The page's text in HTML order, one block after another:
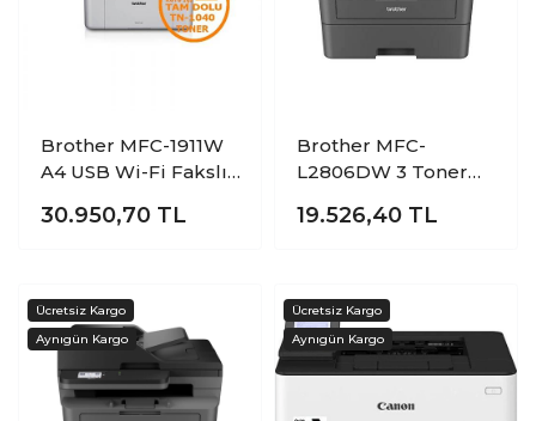
Brother MFC-1911W
A4 USB Wi-Fi Fakslı
Tonerli Mono Laser
30.950,70 TL
Brother MFC-
L2806DW 3 Toner
A4 Faxlı Dublex Çok
19.526,40 TL